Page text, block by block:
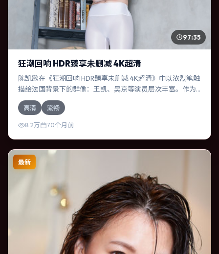
97:35
狂潮回响 HDR臻享未删减 4K超清
陈凯歌在《狂潮回响 HDR臻享未删减 4K超清》中以浓烈笔触
描绘法国背景下的群像：王凯、吴京等演员层次丰富。作为
一部喜剧作品，故事从日常裂缝切入，逐步推向不可逆转的
结局；视听语言统一，情感落点克制有力。
高清 流畅
8.2万 70个月前
最新